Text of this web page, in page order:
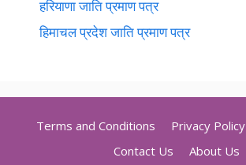
हरियाणा जाति प्रमाण पत्र
हिमाचल प्रदेश जाति प्रमाण पत्र
Terms and Conditions Privacy Policy
Contact Us
About Us